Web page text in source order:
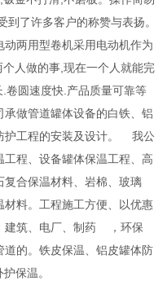
了许多客户的称赞与表扬。
两用型卷机采用电动机作为
人做的事,现在一个人就能完
卷圆速度快.产品质量可靠等
承做管道罐体设备的白铁、铝
护工程的安装及设计。 我公
程、设备罐体保温工程、高
合保温材料、岩棉、玻璃
料。工程施工方便、以优惠
建筑、电厂、制药 ，环保
道的。铁皮保温、铝皮罐体防
保温。